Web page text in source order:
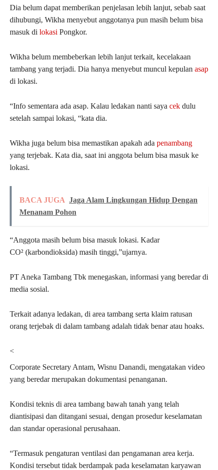
Dia belum dapat memberikan penjelasan lebih lanjut, sebab saat
dihubungi, Wikha menyebut anggotanya pun masih belum bisa
masuk di lokasi Pongkor.
Wikha belum membeberkan lebih lanjut terkait, kecelakaan
tambang yang terjadi. Dia hanya menyebut muncul kepulan asap
di lokasi.
“Info sementara ada asap. Kalau ledakan nanti saya cek dulu
setelah sampai lokasi, “kata dia.
Wikha juga belum bisa memastikan apakah ada penambang
yang terjebak. Kata dia, saat ini anggota belum bisa masuk ke
lokasi.
BACA JUGA Jaga Alam Lingkungan Hidup Dengan
Menanam Pohon
“Anggota masih belum bisa masuk lokasi. Kadar
CO² (karbondioksida) masih tinggi,”ujarnya.
PT Aneka Tambang Tbk menegaskan, informasi yang beredar di
media sosial.
Terkait adanya ledakan, di area tambang serta klaim ratusan
orang terjebak di dalam tambang adalah tidak benar atau hoaks.
<
Corporate Secretary Antam, Wisnu Danandi, mengatakan video
yang beredar merupakan dokumentasi penanganan.
Kondisi teknis di area tambang bawah tanah yang telah
diantisipasi dan ditangani sesuai, dengan prosedur keselamatan
dan standar operasional perusahaan.
“Termasuk pengaturan ventilasi dan pengamanan area kerja.
Kondisi tersebut tidak berdampak pada keselamatan karyawan